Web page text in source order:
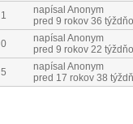
1
napísal Anonym
pred 9 rokov 36
0
napísal Anonym
pred 9 rokov 22
5
napísal Anonym
pred 17 rokov 38